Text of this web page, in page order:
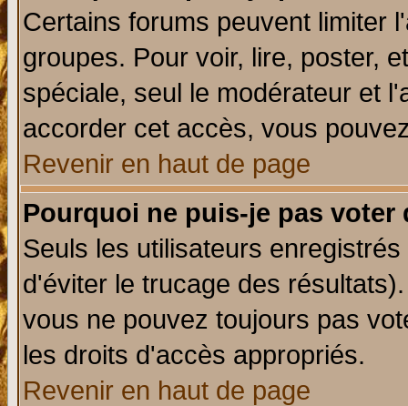
Certains forums peuvent limiter
groupes. Pour voir, lire, poster,
spéciale, seul le modérateur et
accorder cet accès, vous
Revenir en haut de page
Pourquoi ne puis-je pas voter
Seuls les utilisateurs
d'éviter le trucage des
vous ne pouvez toujours pas
les droits d'accès appropriés.
Revenir en haut de page